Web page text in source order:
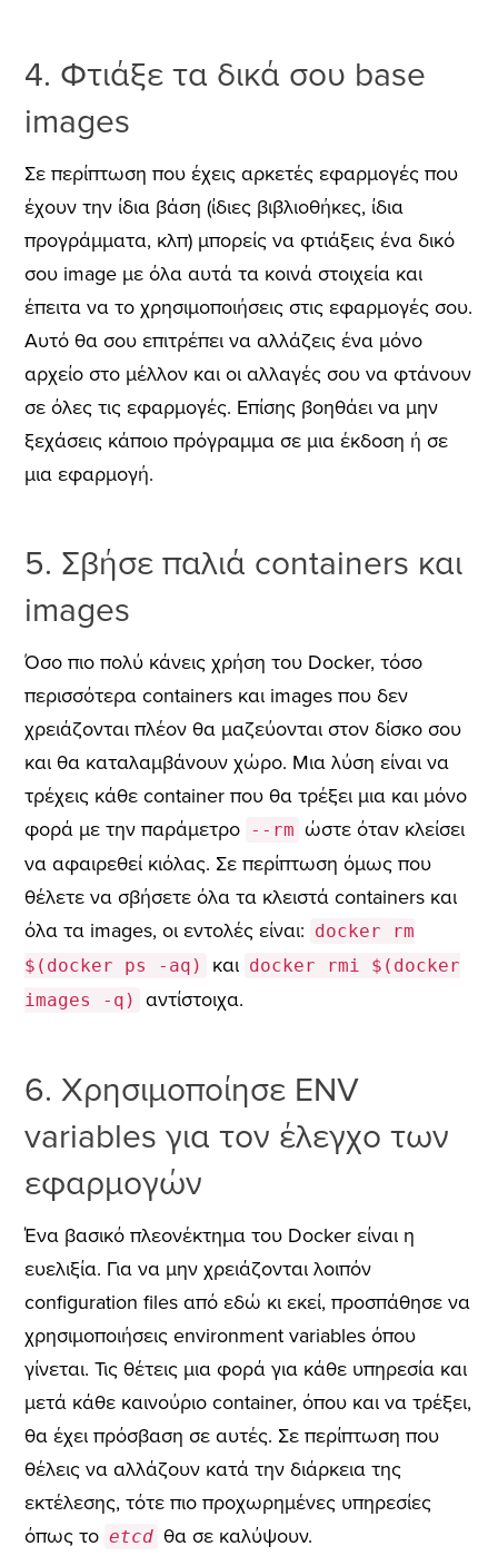
4. Φτιάξε τα δικά σου base
images
Σε περίπτωση που έχεις αρκετές εφαρμογές που
έχουν την ίδια βάση (ίδιες βιβλιοθήκες, ίδια
προγράμματα, κλπ) μπορείς να φτιάξεις ένα δικό
σου image με όλα αυτά τα κοινά στοιχεία και
έπειτα να το χρησιμοποιήσεις στις εφαρμογές σου.
Αυτό θα σου επιτρέπει να αλλάζεις ένα μόνο
αρχείο στο μέλλον και οι αλλαγές σου να φτάνουν
σε όλες τις εφαρμογές. Επίσης βοηθάει να μην
ξεχάσεις κάποιο πρόγραμμα σε μια έκδοση ή σε
μια εφαρμογή.
5. Σβήσε παλιά containers και
images
Όσο πιο πολύ κάνεις χρήση του Docker, τόσο
περισσότερα containers και images που δεν
χρειάζονται πλέον θα μαζεύονται στον δίσκο σου
και θα καταλαμβάνουν χώρο. Μια λύση είναι να
τρέχεις κάθε container που θα τρέξει μια και μόνο
φορά με την παράμετρο --rm ώστε όταν κλείσει
να αφαιρεθεί κιόλας. Σε περίπτωση όμως που
θέλετε να σβήσετε όλα τα κλειστά containers και
όλα τα images, οι εντολές είναι: docker rm
$(docker ps -aq)
και docker rmi $(docker
images -q)
αντίστοιχα.
6. Χρησιμοποίησε ENV
variables για τον έλεγχο των
εφαρμογών
Ένα βασικό πλεονέκτημα του Docker είναι η
ευελιξία. Για να μην χρειάζονται λοιπόν
configuration files από εδώ κι εκεί, προσπάθησε να
χρησιμοποιήσεις environment variables όπου
γίνεται. Τις θέτεις μια φορά για κάθε υπηρεσία και
μετά κάθε καινούριο container, όπου και να τρέξει,
θα έχει πρόσβαση σε αυτές. Σε περίπτωση που
θέλεις να αλλάζουν κατά την διάρκεια της
εκτέλεσης, τότε πιο προχωρημένες υπηρεσίες
όπως το etcd θα σε καλύψουν.